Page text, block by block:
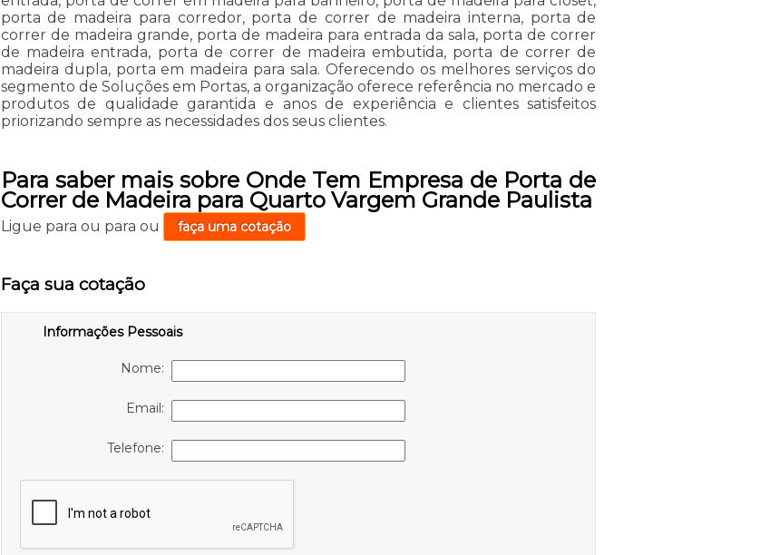
porta de madeira para corredor, porta de correr de madeira interna, porta de
correr de madeira grande, porta de madeira para entrada da sala, porta de correr
de madeira entrada, porta de correr de madeira embutida, porta de correr de
madeira dupla, porta em madeira para sala. Oferecendo os melhores serviços do
segmento de Soluções em Portas, a organização oferece referência no mercado e
produtos de qualidade garantida e anos de experiência e clientes satisfeitos
priorizando sempre as necessidades dos seus clientes.
Para saber mais sobre Onde Tem Empresa de Porta de
Correr de Madeira para Quarto Vargem Grande Paulista
Ligue para ou para ou faça uma cotação
Faça sua cotação
Informações Pessoais
Nome:
Email:
Telefone: